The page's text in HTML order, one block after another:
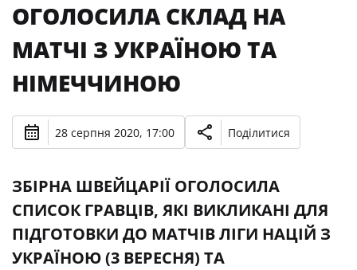
ОГОЛОСИЛА СКЛАД НА
МАТЧІ З УКРАЇНОЮ ТА
НІМЕЧЧИНОЮ
28 серпня 2020, 17:00 Поділитися
ЗБІРНА ШВЕЙЦАРІЇ ОГОЛОСИЛА
СПИСОК ГРАВЦІВ, ЯКІ ВИКЛИКАНІ ДЛЯ
ПІДГОТОВКИ ДО МАТЧІВ ЛІГИ НАЦІЙ З
УКРАЇНОЮ (3 ВЕРЕСНЯ) ТА